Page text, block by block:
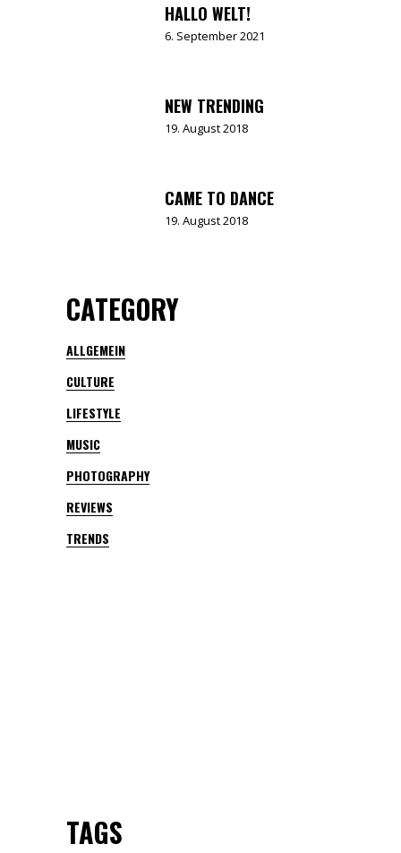
HALLO WELT!
6. September 2021
NEW TRENDING
19. August 2018
CAME TO DANCE
19. August 2018
CATEGORY
ALLGEMEIN
CULTURE
LIFESTYLE
MUSIC
PHOTOGRAPHY
REVIEWS
TRENDS
TAGS